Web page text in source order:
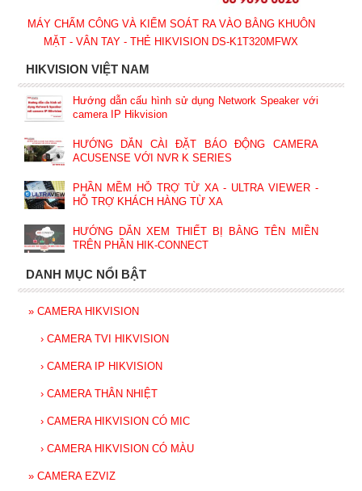
MÁY CHẤM CÔNG VÀ KIỂM SOÁT RA VÀO BẰNG KHUÔN
MẶT - VÂN TAY - THẺ HIKVISION DS-K1T320MFWX
HIKVISION VIỆT NAM
Hướng dẫn cấu hình sử dụng Network Speaker với
camera IP Hikvision
HƯỚNG DẪN CÀI ĐẶT BÁO ĐỘNG CAMERA
ACUSENSE VỚI NVR K SERIES
PHẦN MỀM HỖ TRỢ TỪ XA - ULTRA VIEWER -
HỖ TRỢ KHÁCH HÀNG TỪ XA
HƯỚNG DẪN XEM THIẾT BỊ BẰNG TÊN MIỀN
TRÊN PHẦN HIK-CONNECT
DANH MỤC NỔI BẬT
» CAMERA HIKVISION
› CAMERA TVI HIKVISION
› CAMERA IP HIKVISION
› CAMERA THÂN NHIỆT
› CAMERA HIKVISION CÓ MIC
› CAMERA HIKVISION CÓ MÀU
» CAMERA EZVIZ